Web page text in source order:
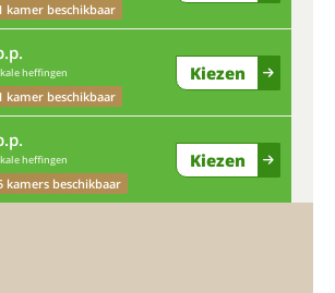
kamer beschikbaar
heffingen
kamer beschikbaar
Kiezen
heffingen
kamers beschikbaar
Kiezen